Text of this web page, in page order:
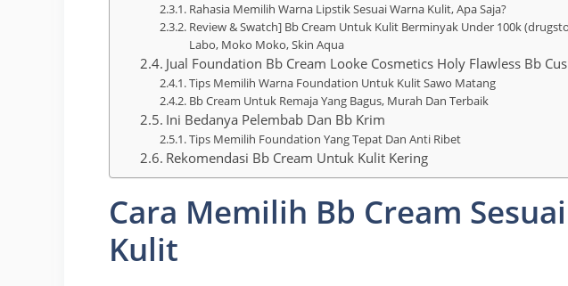
Rahasia Memilih Warna Lipstik Sesuai Warna Kulit, Apa Saja?
Review & Swatch] Bb Cream Untuk Kulit Berminyak Under 100k
Labo, Moko Moko, Skin Aqua
Jual Foundation Bb Cream Looke Cosmetics Holy Flawless Bb
Tips Memilih Warna Foundation Untuk Kulit Sawo Matang
Bb Cream Untuk Remaja Yang Bagus, Murah Dan Terbaik
Ini Bedanya Pelembab Dan Bb Krim
Tips Memilih Foundation Yang Tepat Dan Anti Ribet
Rekomendasi Bb Cream Untuk Kulit Kering
Cara Memilih Bb Cream
Kulit